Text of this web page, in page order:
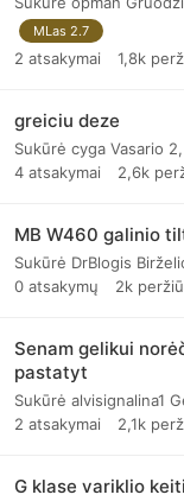
MLas 2.7
2 atsakymai 1,8k
greiciu deze
Sukūrė cyga Vasario
4 atsakymai 2,6k
MB W460 galinio
Sukūrė DrBlogis
0 atsakymų 2k
Senam gelikui
pastatyt
Sukūrė alvisignalina1
2 atsakymai 2,1k
G klase variklio